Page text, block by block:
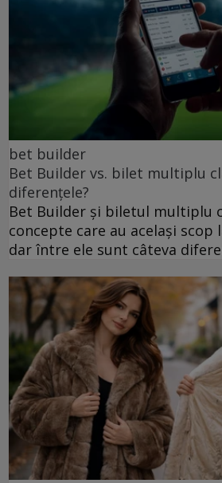
bet builder
Bet Builder vs. bilet multiplu
diferențele?
Bet Builder și biletul multiplu
concepte care au același
dar între ele sunt câteva